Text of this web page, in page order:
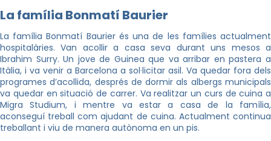
La família Bonmatí Baurier
La família Bonmatí Baurier és una de les famílies actualment
hospitalàries. Van acollir a casa seva durant uns mesos a
Ibrahim Surry. Un jove de Guinea que va arribar en pastera a
Itàlia, i va venir a Barcelona a sol·licitar asil. Va quedar fora dels
programes d’acollida, després de dormir als albergs municipals
va quedar en situació de carrer. Va realitzar un curs de cuina a
Migra Studium, i mentre va estar a casa de la família,
aconseguí treball com ajudant de cuina. Actualment continua
treballant i viu de manera autònoma en un pis.